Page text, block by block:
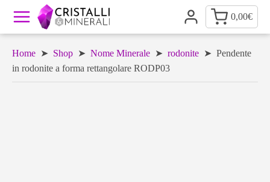
0,00€
Home ➤ Shop ➤ Nome Minerale ➤ rodonite ➤ Pendente
in rodonite a forma rettangolare RODP03